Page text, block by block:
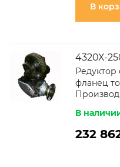
В
4320Х-
Редуктор
фланец
В
232